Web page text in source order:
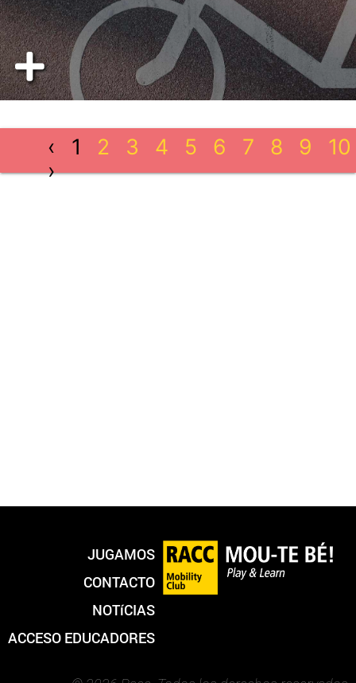
‹ 1 2 3 4 5 6 7 8 9
10
›
JUGAMOS
CONTACTO
NOTíCIAS
ACCESO EDUCADORES